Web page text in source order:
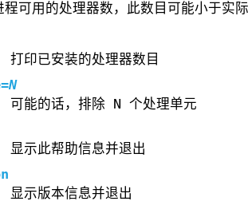
程可用的处理器数，此数目可能小于实
打印已安装的处理器数目
=N
可能的话，排除 N 个处理单元
显示此帮助信息并退出
显示版本信息并退出